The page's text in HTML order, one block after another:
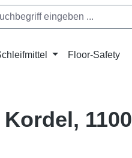
Floor-Safety
1100